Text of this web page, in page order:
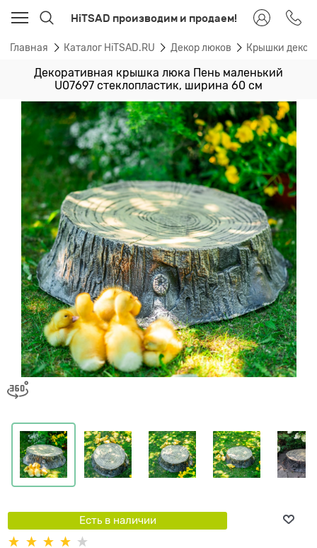
HiTSAD производим и продаем!
Главная Каталог HiTSAD.RU Декор люков Крышки
Декоративная крышка люка Пень маленький
U07697 стеклопластик, ширина 60 см
Есть в наличии